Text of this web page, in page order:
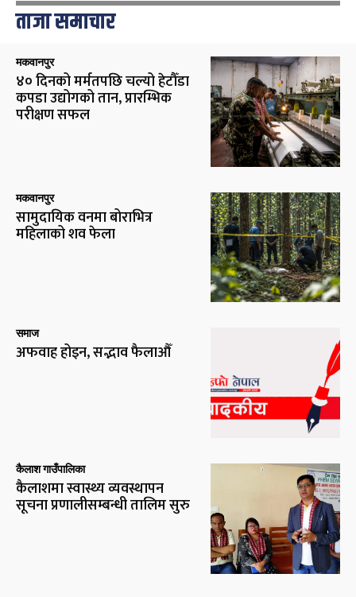
ताजा समाचार
मकवानपुर
४० दिनको मर्मतपछि चल्यो हेटौँडा
कपडा उद्योगको तान, प्रारम्भिक
परीक्षण सफल
मकवानपुर
सामुदायिक वनमा बोराभित्र
महिलाको शव फेला
समाज
अफवाह होइन, सद्भाव फैलाऔँ
कैलाश गाउँपालिका
कैलाशमा स्वास्थ्य व्यवस्थापन
सूचना प्रणालीसम्बन्धी तालिम सुरु